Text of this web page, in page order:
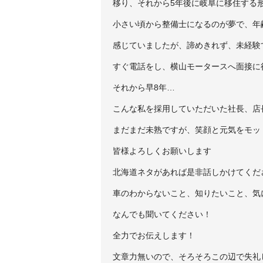
移り、それから5年後に岐阜に移住する
小さい頃から整備士になるのが夢で、
感じていましたが、諦めきれず、未経
すぐ電話をし、横山モータースへ面接
それから早8年…
こんな私を採用していただいた社長、
まだまだ未熟ですが、笑顔と元気をモ
皆様よろしくお願いします
北海道ネタがあれば是非話しかけてくだ
車のわからないこと、知りたいこと、
なんでも聞いてください！
全力でお伝えします！
文章力無いので、そろそろこの辺で失